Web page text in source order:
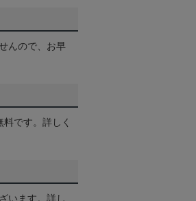
んので、お早
です。詳しく
います。詳し